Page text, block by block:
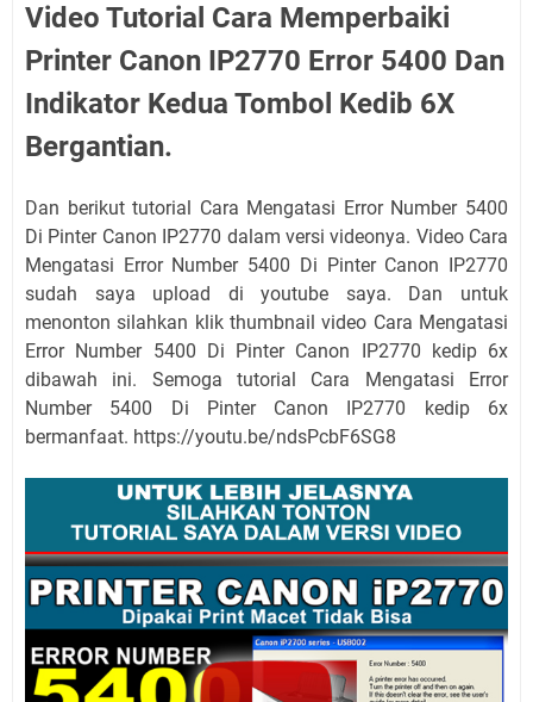
Video Tutorial Cara Memperbaiki
Printer Canon IP2770 Error 5400 Dan
Indikator Kedua Tombol Kedib 6X
Bergantian.
Dan berikut tutorial Cara Mengatasi Error Number 5400
Di Pinter Canon IP2770 dalam versi videonya. Video Cara
Mengatasi Error Number 5400 Di Pinter Canon IP2770
sudah saya upload di youtube saya. Dan untuk
menonton silahkan klik thumbnail video Cara Mengatasi
Error Number 5400 Di Pinter Canon IP2770 kedip 6x
dibawah ini. Semoga tutorial Cara Mengatasi Error
Number 5400 Di Pinter Canon IP2770 kedip 6x
bermanfaat. https://youtu.be/ndsPcbF6SG8